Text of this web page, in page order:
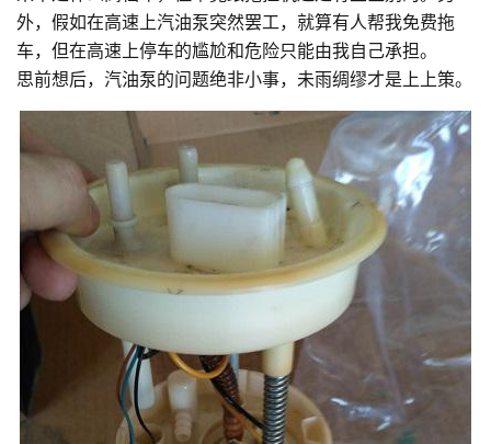
外，假如在高速上汽油泵突然罢工，就算有人帮我免费拖
车，但在高速上停车的尴尬和危险只能由我自己承担。
思前想后，汽油泵的问题绝非小事，未雨绸缪才是上上策。